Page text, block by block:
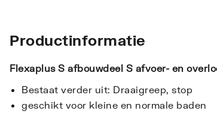
Productinformatie
Flexaplus S afbouwdeel S afvoer- en
Bestaat verder uit: Draaigreep, stop
geschikt voor kleine en normale baden